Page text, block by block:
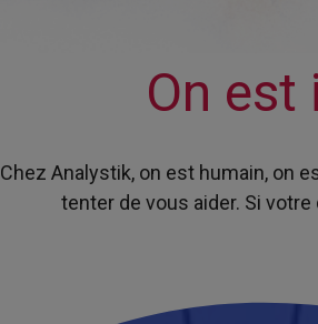
On
Chez Analystik, on est humain, on
tenter de vous aider. Si